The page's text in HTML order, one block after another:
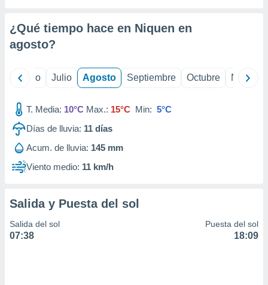
e
de
¿Qué tiempo hace en Niquen en
agosto?
Junio Julio Agosto Septiembre Octubre
T. Media: 10°C Max.: 15°C Min: 5°C
Días de lluvia: 11 días
Acum. de lluvia: 145 mm
Viento medio: 11 km/h
Salida y Puesta del sol
Salida del sol
07:38
Puesta del sol
18:09